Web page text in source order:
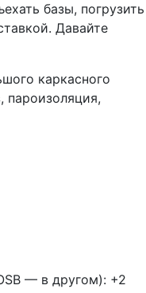
базы, погрузить
Давайте
каркасного
пароизоляция,
— в другом): +2